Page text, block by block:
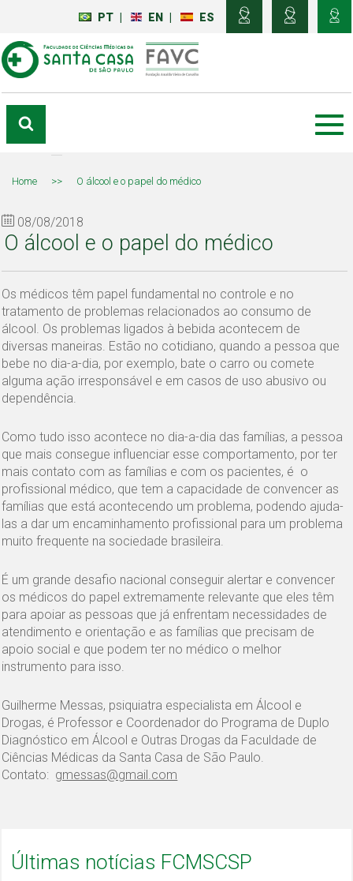
PT EN ES
Home >> O álcool e o papel do médico
08/08/2018
O álcool e o papel do médico
Os médicos têm papel fundamental no controle e no
tratamento de problemas relacionados ao consumo de
álcool. Os problemas ligados à bebida acontecem de
diversas maneiras. Estão no cotidiano, quando a pessoa que
bebe no dia-a-dia, por exemplo, bate o carro ou comete
alguma ação irresponsável e em casos de uso abusivo ou
dependência.
Como tudo isso acontece no dia-a-dia das famílias, a pessoa
que mais consegue influenciar esse comportamento, por ter
mais contato com as famílias e com os pacientes, é o
profissional médico, que tem a capacidade de convencer as
famílias que está acontecendo um problema, podendo ajuda-
las a dar um encaminhamento profissional para um problema
muito frequente na sociedade brasileira.
É um grande desafio nacional conseguir alertar e convencer
os médicos do papel extremamente relevante que eles têm
para apoiar as pessoas que já enfrentam necessidades de
atendimento e orientação e as famílias que precisam de
apoio social e que podem ter no médico o melhor
instrumento para isso.
Guilherme Messas, psiquiatra especialista em Álcool e
Drogas, é Professor e Coordenador do Programa de Duplo
Diagnóstico em Álcool e Outras Drogas da Faculdade de
Ciências Médicas da Santa Casa de São Paulo.
Contato: gmessas@gmail.com
Últimas notícias FCMSCSP